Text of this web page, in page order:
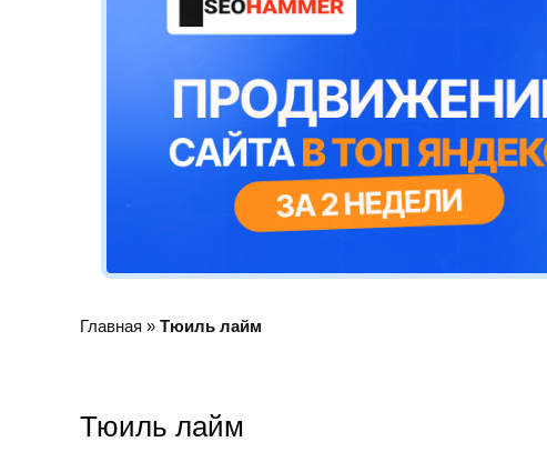
Главная » Тюиль лайм
Тюиль лайм